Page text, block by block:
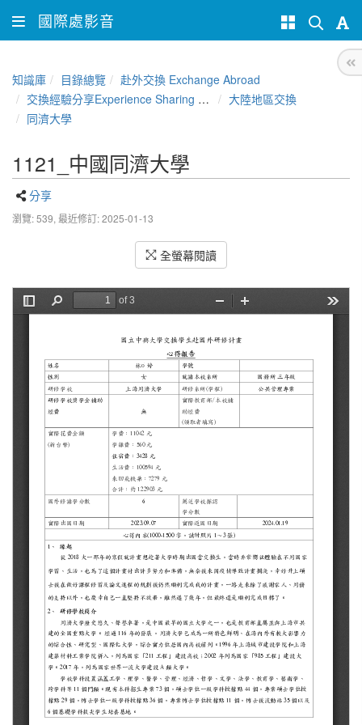
國際處影音
知識庫 目錄總覽
赴外交換 Exchange Abroad
交換經驗分享Experience Sharing of NCHU Exchange Program
大陸地區交換
同濟大學
1121_中國同濟大學
分享
瀏覽: 539, 最近修訂: 2025-01-13
全螢幕閱讀